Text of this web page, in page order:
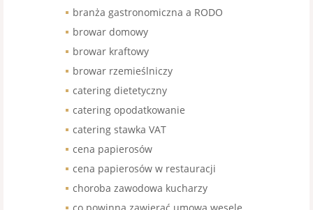
branża gastronomiczna a RODO
browar domowy
browar kraftowy
browar rzemieślniczy
catering dietetyczny
catering opodatkowanie
catering stawka VAT
cena papierosów
cena papierosów w restauracji
choroba zawodowa kucharzy